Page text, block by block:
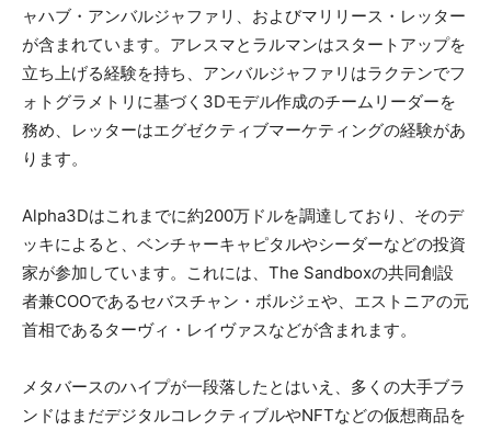
ャハブ・アンバルジャファリ、およびマリリース・レッター
が含まれています。アレスマとラルマンはスタートアップを
立ち上げる経験を持ち、アンバルジャファリはラクテンでフ
ォトグラメトリに基づく3Dモデル作成のチームリーダーを
務め、レッターはエグゼクティブマーケティングの経験があ
ります。
Alpha3Dはこれまでに約200万ドルを調達しており、そのデ
ッキによると、ベンチャーキャピタルやシーダーなどの投資
家が参加しています。これには、The Sandboxの共同創設
者兼COOであるセバスチャン・ボルジェや、エストニアの元
首相であるターヴィ・レイヴァスなどが含まれます。
メタバースのハイプが一段落したとはいえ、多くの大手ブラ
ンドはまだデジタルコレクティブルやNFTなどの仮想商品を